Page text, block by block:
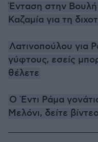
Ένταση στην Βουλή
Καζαμία για τη
Λατινοπούλου για
γύφτους, εσείς
θέλετε
Ο Έντι Ράμα
Μελόνι, δείτε